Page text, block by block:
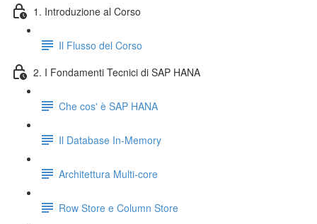
1. Introduzione al Corso
Il Flusso del Corso
2. I Fondamenti Tecnici di SAP HANA
Che cos' è SAP HANA
Il Database In-Memory
Architettura Multi-core
Row Store e Column Store